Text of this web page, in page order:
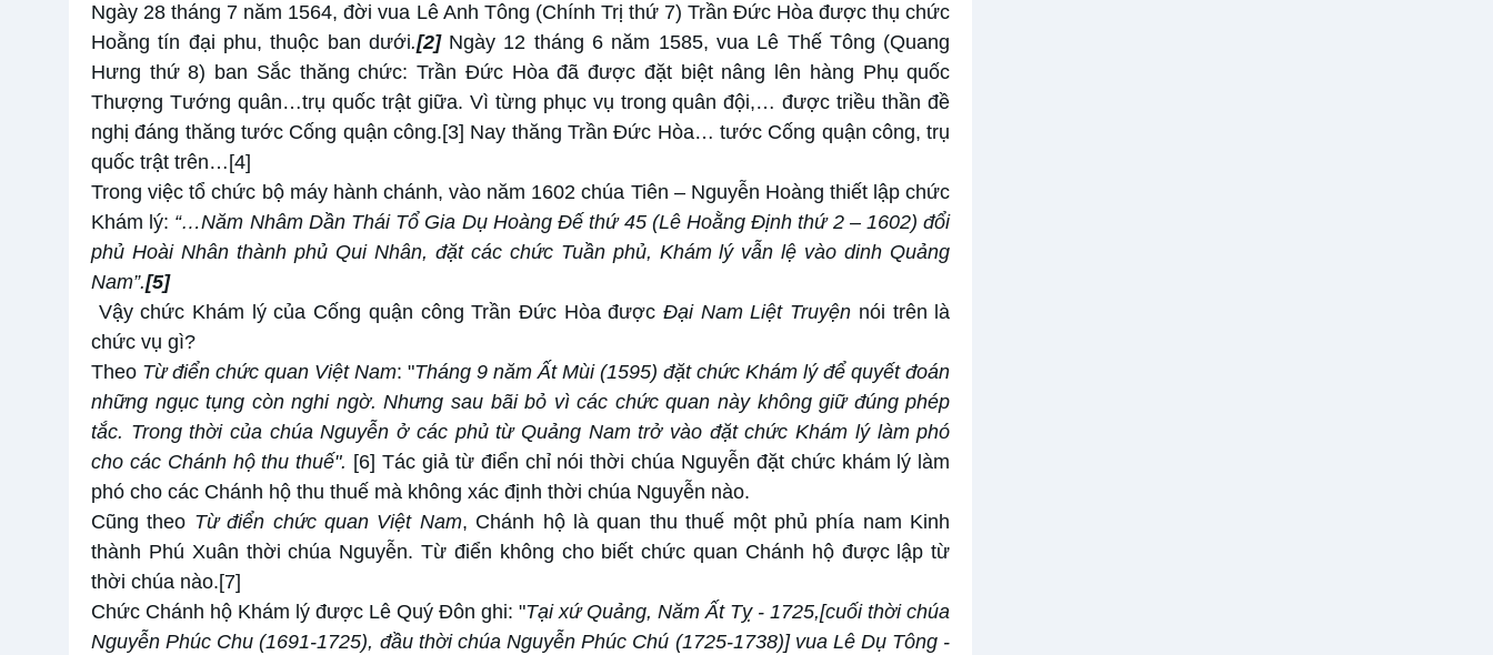
Ngày 28 tháng 7 năm 1564, đời vua Lê Anh Tông (Chính Trị thứ 7) Trần Đức Hòa được thụ chức
Hoằng tín đại phu, thuộc ban dưới.[2] Ngày 12 tháng 6 năm 1585, vua Lê Thế Tông (Quang
Hưng thứ 8) ban Sắc thăng chức: Trần Đức Hòa đã được đặt biệt nâng lên hàng Phụ quốc
Thượng Tướng quân…trụ quốc trật giữa. Vì từng phục vụ trong quân đội,… được triều thần đề
nghị đáng thăng tước Cống quận công.[3] Nay thăng Trần Đức Hòa… tước Cống quận công, trụ
quốc trật trên… [4]
Trong việc tổ chức bộ máy hành chánh, vào năm 1602 chúa Tiên – Nguyễn Hoàng thiết lập chức
Khám lý: “…Năm Nhâm Dần Thái Tổ Gia Dụ Hoàng Đế thứ 45 (Lê Hoằng Định thứ 2 – 1602) đổi
phủ Hoài Nhân thành phủ Qui Nhân, đặt các chức Tuần phủ, Khám lý vẫn lệ vào dinh Quảng
Nam”.[5]
Vậy chức Khám lý của Cống quận công Trần Đức Hòa đượcĐại Nam Liệt Truyện nói trên là
chức vụ gì?
Theo Từ điển chức quan Việt Nam: "Tháng 9 năm Ất Mùi (1595)đặt chức Khámlý để quyết đoán
những ngục tụng còn nghi ngờ. Nhưng sau bãi bỏ vì các chức quan này không giữ đúng phép
tắc. Trong thời của chúa Nguyễn ở các phủ từ Quảng Nam trở vào đặt chức Khám lý làm phó
cho các Chánh hộ thu thuế". [6] Tác giả từ điển chỉ nói thời chúa Nguyễn đặt chức khám lý làm
phó cho các Chánh hộ thu thuế mà không xác định thời chúa Nguyễn nào.
Cũng theo Từ điển chức quan Việt Nam, Chánh hộ là quan thu thuế một phủ phía nam Kinh
thành Phú Xuân thời chúa Nguyễn. Từ điển không cho biết chức quan Chánh hộ được lập từ
thời chúa nào.[7]
Chức Chánh hộ Khám lý được Lê Quý Đôn ghi: "Tại xứ Quảng, Năm Ất Tỵ - 1725,[cuối thời chúa
Nguyễn Phúc Chu (1691-1725), đầu thời chúa Nguyễn Phúc Chú (1725-1738)] vua Lê Dụ Tông -